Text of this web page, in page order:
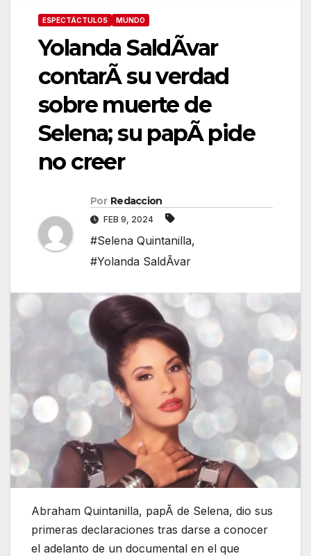
ESPECTÁCTULOS MUNDO
Yolanda SaldÃvar
contarÃ su verdad
sobre muerte de
Selena; su papÃ pide
no creer
Por Redaccion
FEB 9, 2024
#Selena Quintanilla,
#Yolanda SaldÃvar
Abraham Quintanilla, papÃ de Selena, dio sus
primeras declaraciones tras darse a conocer
el adelanto de un documental en el que